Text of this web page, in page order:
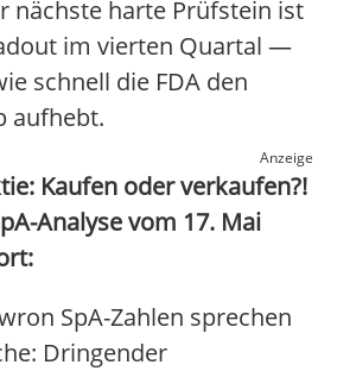
nächste harte Prüfstein ist
im vierten Quartal —
schnell die FDA den
aufhebt.
Anzeige
Kaufen oder verkaufen?!
Analyse vom 17. Mai
SpA-Zahlen sprechen
Dringender